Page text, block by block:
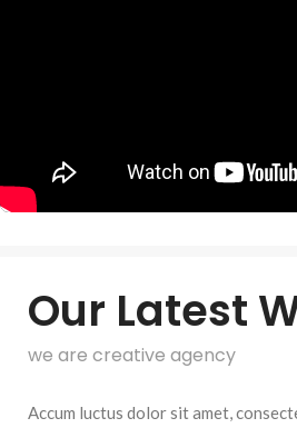
Our Latest
we are creative agency
Accum luctus dolor sit amet,